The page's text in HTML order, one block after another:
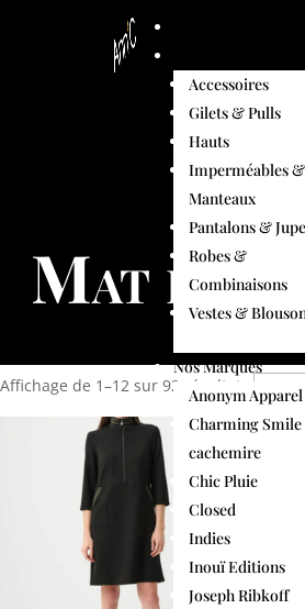
Accessoires
Gilets & Pulls
Hauts
Imperméables &
Manteaux
Pantalons &
Robes &
Combinaisons
Vestes &
Nos Marques
Anonym Apparel
Charming Smile
cachemire
Chic Pluie
Closed
Indies
Inouï Editions
Joseph Ribkoff
Mat de
Affichage de 1–12 sur 92 résultats
Trié
du
plus
récent
au